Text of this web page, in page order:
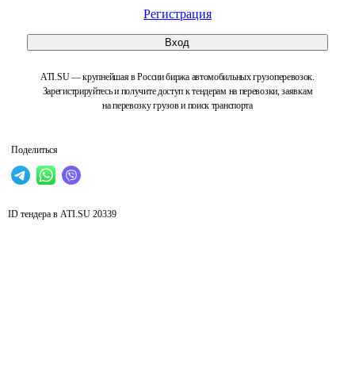
Регистрация
Вход
ATI.SU — крупнейшая в России биржа автомобильных грузоперевозок.
Зарегистрируйтесь и получите доступ к тендерам на перевозки, заявкам
на перевозку грузов и поиск транспорта
Поделиться
ID тендера в ATI.SU 20339